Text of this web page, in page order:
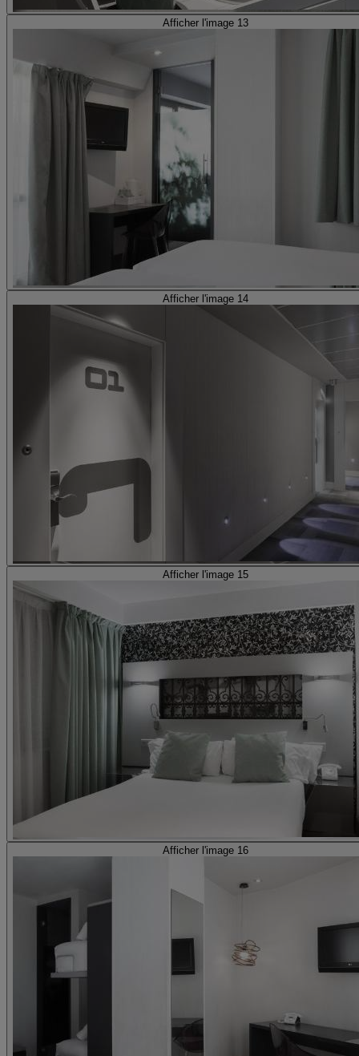
Afficher l'image 13
Afficher l'image 14
Afficher l'image 15
Afficher l'image 16